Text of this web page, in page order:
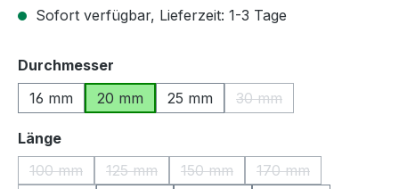
Sofort verfügbar, Lieferzeit: 1-3 Tage
Durchmesser
16 mm
20 mm 25 mm 30 mm
(Diese Option ist
Längeauswählen
100 mm
(Diese Option ist zurzeit nicht verfügbar.)
125 mm
(Diese Option ist zurzeit nicht verfügbar.)
150 mm
(Diese Option ist zurzeit nicht
170 mm
(Diese Option ist